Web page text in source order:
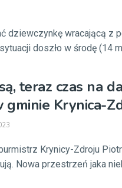
dziewczynkę wracającą z
doszło w środę (14
teraz czas na
gminie Krynica-
Krynicy-Zdroju
Nowa przestrzeń jaka